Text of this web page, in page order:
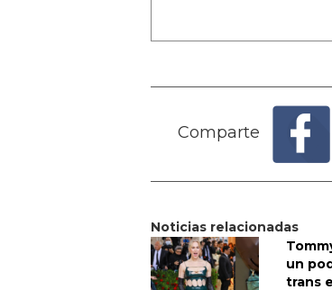
Comparte
Noticias relacionadas
un
trans